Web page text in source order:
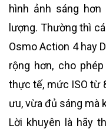
hình ảnh sáng
lượng. Thường thì
Osmo Action 4 hay
rộng hơn, cho
thực tế, mức ISO từ
ưu, vừa đủ sáng mà
Lời khuyên là hãy